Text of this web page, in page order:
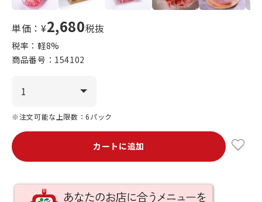
単価：¥2,680税抜
税率：軽8%
商品番号： 154102
※注文可能な上限数：6パック
カートに追加